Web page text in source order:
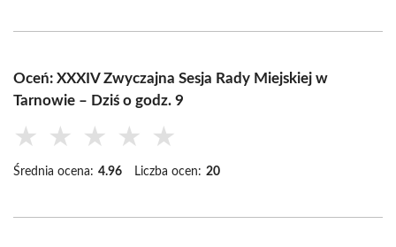
Oceń: XXXIV Zwyczajna Sesja Rady Miejskiej w
Tarnowie – Dziś o godz. 9
★ ★ ★ ★ ★
Średnia ocena: 4.96 Liczba ocen: 20